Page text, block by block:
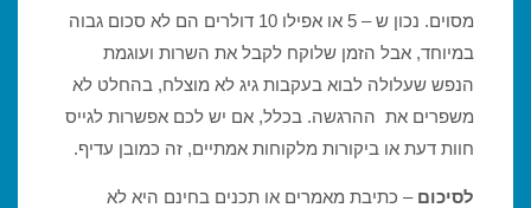
מסוים. נכון ש – 5 או אפילו 10 דולרים הם לא סכום גבוה
במיוחד, אבל הזמן שלוקח לקבל את השרות ועוגמת
הנפש שעלולה לבוא בעקבות גיג לא מוצלח, בהחלט לא
משפרים את ההרגשה. בכלל, אם יש לכם אפשרות לגייס
חוות דעת או ביקורות מלקוחות אמתיים, זה כמובן עדיף.
לסיכום – כתיבת מאמרים או תכנים בחינם היא לא